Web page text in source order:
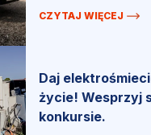
żywo.
CZYTAJ WIĘCEJ
Daj
życie! Wesprzyj
konkursie.